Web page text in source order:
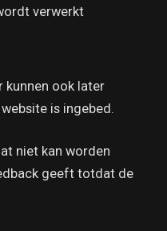
verwerkt
kunnen ook later
is ingebed.
niet kan worden
geeft totdat de